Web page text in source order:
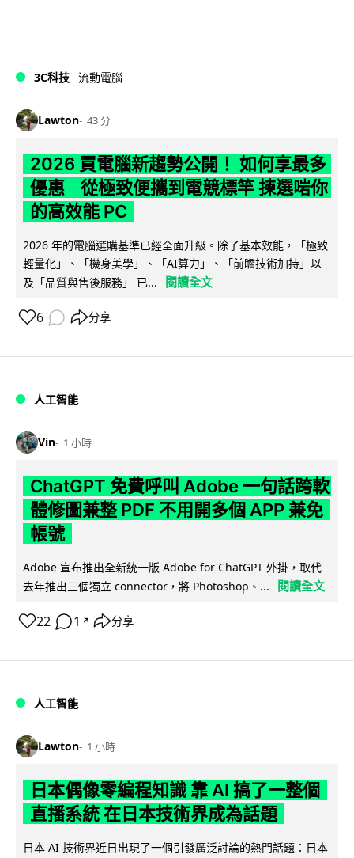
3C科技 流動電腦
Lawton 43 分
2026 買電腦新趨勢公開！ 如何享最多
優惠 從極致便攜到電競標竿 揀選啱你
的高效能 PC
2026 年的電腦選購基準已經全面升級。除了基本效能，「極致
輕量化」、「機身美學」、「AI算力」、「前瞻技術加持」以
及「品質與售後服務」 已...
閱讀全文
6 分享
人工智能
Vin 1 小時
ChatGPT 免費呼叫 Adobe 一句話跨軟
體修圖兼整 PDF 不用開多個 APP 兼免
帳號
Adobe 宣布推出全新統一版 Adobe for ChatGPT 外掛，取代
去年推出三個獨立 connector，將 Photoshop、...
閱讀全文
22 1 ↗ 分享
人工智能
Lawton 1 小時
日本偶像零編程知識 靠 AI 搞了一整個
直播系統 在日本技術界成為話題
日本 AI 技術界近日出現了一個引發廣泛討論的熱門話題：日本